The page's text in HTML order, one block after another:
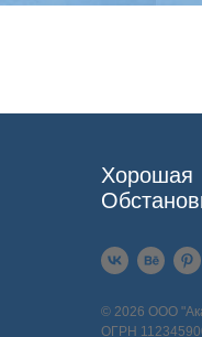
Хорошая
© 2026 ООО
ОГРН